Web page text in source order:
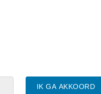
IK GA AKKOORD